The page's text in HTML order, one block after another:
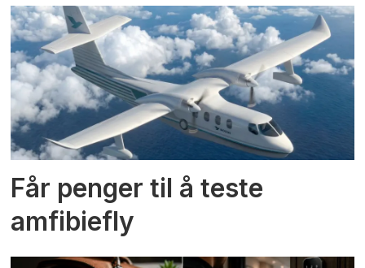
Får penger til å teste
amfibiefly